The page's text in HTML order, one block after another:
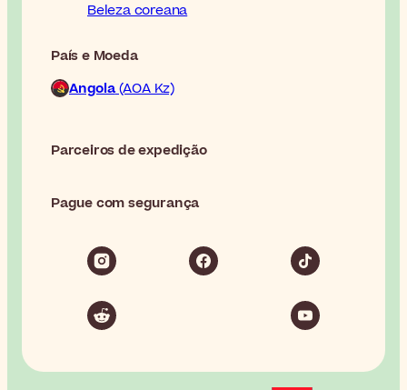
Beleza coreana
País e Moeda
Angola(AOA Kz)
Parceiros de expedição
Pague com segurança